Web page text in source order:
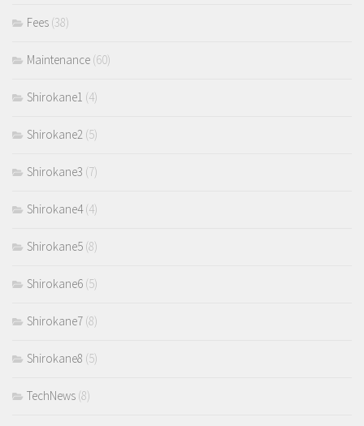
Fees (38)
Maintenance (60)
Shirokane1 (4)
Shirokane2 (5)
Shirokane3 (7)
Shirokane4(4)
Shirokane5 (8)
Shirokane6 (5)
Shirokane7 (8)
Shirokane8 (5)
TechNews (8)